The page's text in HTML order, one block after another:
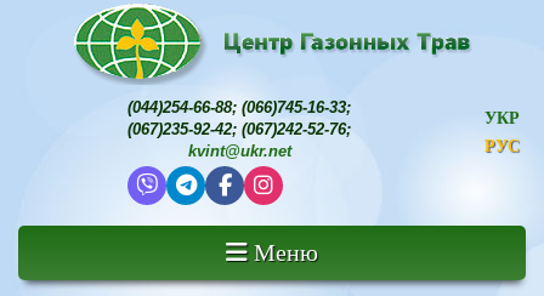
(044)254-66-88; (066)745-16-33;
(067)235-92-42; (067)242-52-76;
kvint@ukr.net
УКР
РУС
Меню